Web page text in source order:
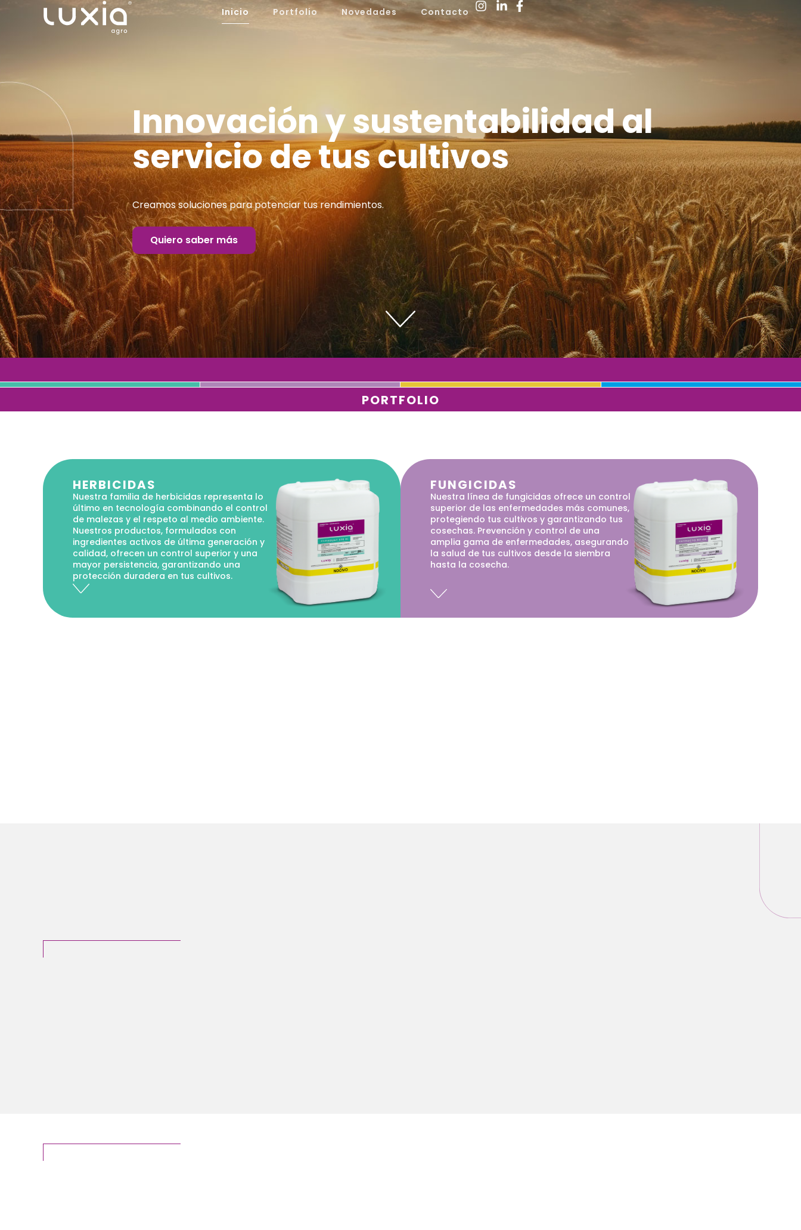
Inicio Portfolio Novedades Contacto
Innovación y sustentabilidad al
servicio de tus cultivos
Creamos soluciones para potenciar tus rendimientos.
Quiero saber más
PORTFOLIO
HERBICIDAS
Nuestra familia de herbicidas representa lo
último en tecnología combinando el control
de malezas y el respeto al medio ambiente.
Nuestros productos, formulados con
ingredientes activos de última generación y
calidad, ofrecen un control superior y una
mayor persistencia, garantizando una
protección duradera en tus cultivos.
FUNGICIDAS
Nuestra línea de fungicidas ofrece un control
superior de las enfermedades más comunes,
protegiendo tus cultivos y garantizando tus
cosechas. Prevención y control de una
amplia gama de enfermedades, asegurando
la salud de tus cultivos desde la siembra
hasta la cosecha.